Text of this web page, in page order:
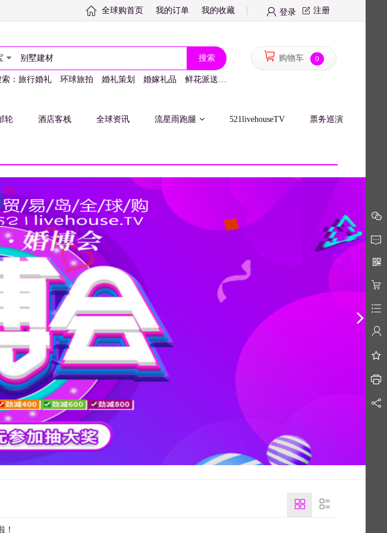
全球购首页 我的订单 我的收藏 登录 注册
搜索
： 旅行婚礼 环球旅拍 婚礼策划 婚嫁礼品 鲜花派送
购物车 0
轮 酒店客栈 全球资讯 流星雨跑腿 521livehouseTV 票务巡演
！